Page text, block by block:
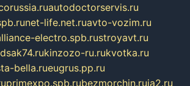
autodoctorservis.ru
net-life.net.ruavto-vozim.ru
electro.spb.rustroyavt.ru
kinzozo-ru.rukvotka.ru
bella.rueugrus.pp.ru
primexpo.spb.rubezmorchin.ruia2.ru